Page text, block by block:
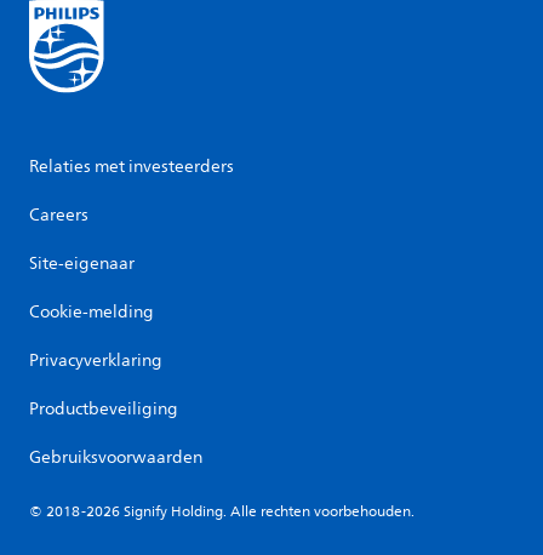
Relaties met investeerders
Careers
Site-eigenaar
Cookie-melding
Privacyverklaring
Productbeveiliging
Gebruiksvoorwaarden
© 2018-2026 Signify Holding. Alle rechten voorbehouden.